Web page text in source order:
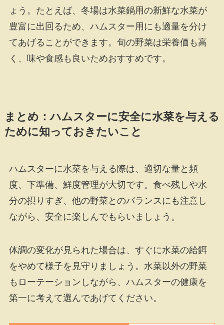
ょう。たとえば、冬場は水菜鍋用の新鮮な水菜が
豊富に出回るため、ハムスター用にも適量を分け
てあげることができます。旬の野菜は栄養価も高
く、味や食感も良いためおすすめです。
まとめ：ハムスターに安全に水菜を与える
ために知っておきたいこと
ハムスターに水菜を与える際は、適切な量と頻
度、下準備、鮮度管理が大切です。食べ残しや水
分の摂りすぎ、他の野菜とのバランスにも注意し
ながら、安全に楽しんでもらいましょう。
体調の変化が見られた場合は、すぐに水菜の給餌
をやめて様子を見守りましょう。水菜以外の野菜
もローテーションしながら、ハムスターの健康を
第一に考えて選んであげてください。